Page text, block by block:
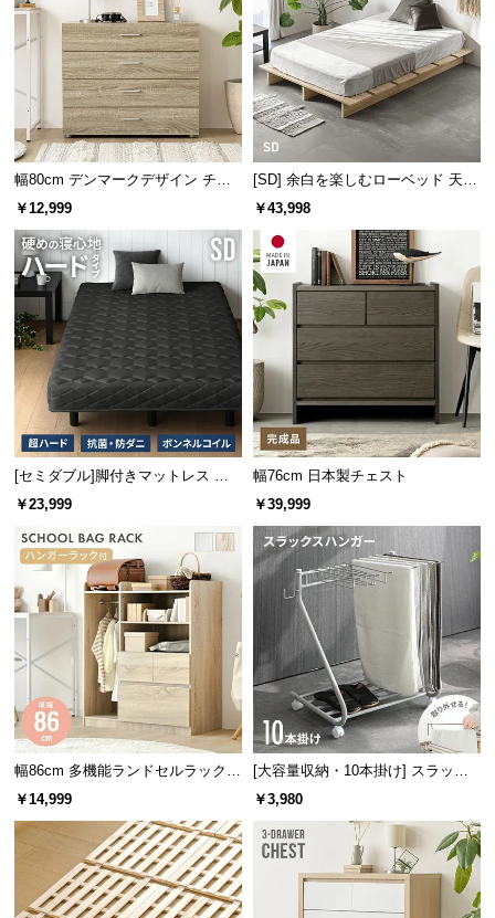
小
配
送
に
つ
い
て
開
梱
設
置
サ
ー
ビ
ス
つ
い
て
搬
入
経
路
に
つ
い
て
品・
デンマーク生まれの本格北欧デザイン
デンマークの人気インテリアメーカーによるプロダ
クトデザイン。本物の北欧デザインをお届けしま
す。
幅80cm デンマークデザイン チェ
スト
￥12,999
[SD] 余白を楽しむローベッド 天然
木調 ステージベッド プレミアムマ
￥43,998
[セミダブル]脚付きマットレス ボ
ンネルコイル ハードタイプ
￥23,999
幅76cm 日本製チェスト
￥39,999
幅86cm 多機能ランドセルラック
ハンガーラック付き
￥14,999
[大容量収納・10本掛け] スラック
スハンガー キャスター付き 出し入
￥3,980